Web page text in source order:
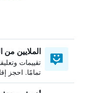
الملايين من
تقييمات
تمامًا. احجز